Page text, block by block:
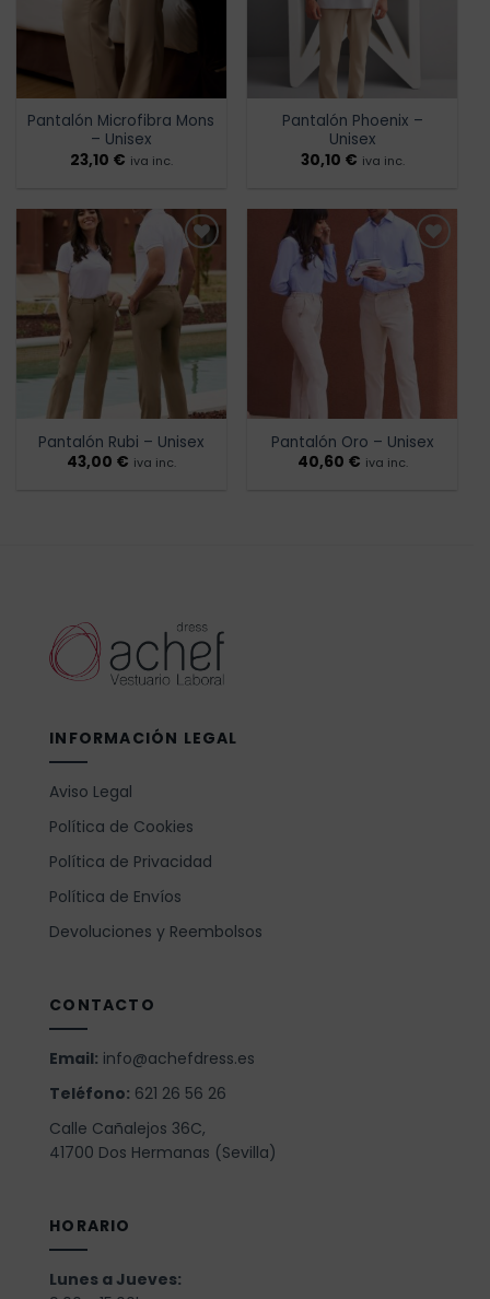
Pantalón Microfibra Mons
– Unisex
23,10 € iva inc.
Pantalón Phoenix –
Unisex
30,10 € iva inc.
Añadir
a la
lista de
deseos
Pantalón Rubi – Unisex
43,00 € iva inc.
Añadir
a la
lista de
deseos
Pantalón Oro – Unisex
40,60 € iva inc.
INFORMACIÓN LEGAL
Aviso Legal
Política de Cookies
Política de Privacidad
Política de Envíos
Devoluciones y Reembolsos
CONTACTO
Email: info@achefdress.es
Teléfono: 621 26 56 26
Calle Cañalejos 36C,
41700 Dos Hermanas (Sevilla)
HORARIO
Lunes a Jueves: